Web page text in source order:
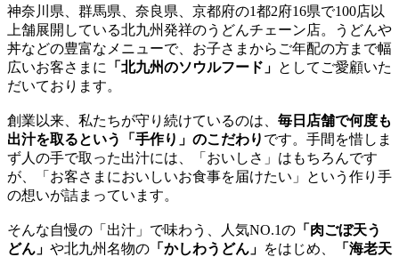
神奈川県、群馬県、奈良県、京都府の1都2府16県で100店以
上舗展開している北九州発祥のうどんチェーン店。うどんや
丼などの豊富なメニューで、お子さまからご年配の方まで幅
広いお客さまに
「北九州のソウルフード」 としてご愛顧いた
だいております。
創業以来、私たちが守り続けているのは、 毎日店舗で何度も
出汁を取るという「手作り」のこだわり です。手間を惜しま
ず人の手で取った出汁には、「おいしさ」はもちろんです
が、「お客さまにおいしいお食事を届けたい」という作り手
の想いが詰まっています。
そんな自慢の「出汁」で味わう、人気NO.1の 「肉ごぼ天う
どん」 や北九州名物の 「かしわうどん」 をはじめ、
「海老天